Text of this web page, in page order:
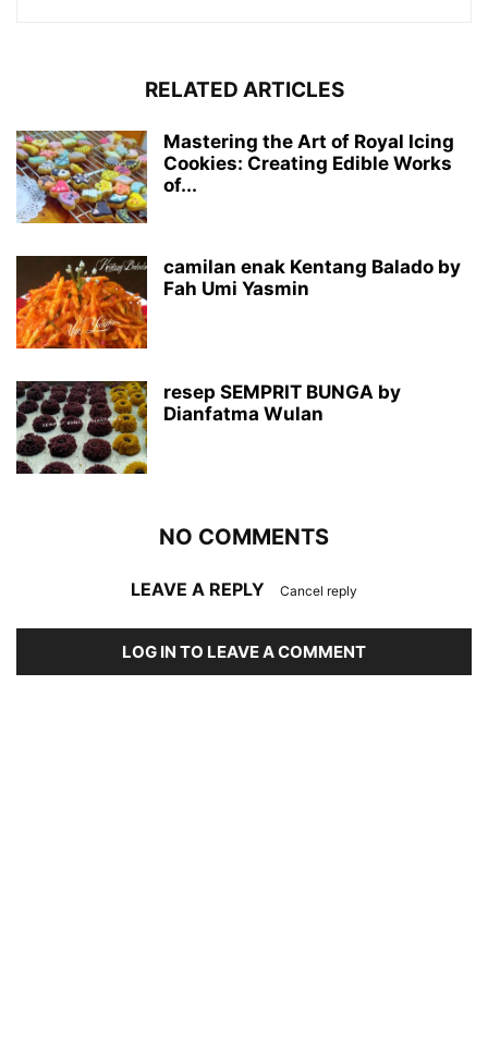
RELATED ARTICLES
Mastering the Art of Royal Icing
Cookies: Creating Edible Works
of...
camilan enak Kentang Balado by
Fah Umi Yasmin
resep SEMPRIT BUNGA by
Dianfatma Wulan
NO COMMENTS
LEAVE A REPLY Cancel reply
LOG IN TO LEAVE A COMMENT